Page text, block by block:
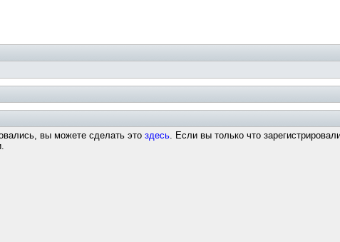
вы можете сделать это здесь. Если вы только что